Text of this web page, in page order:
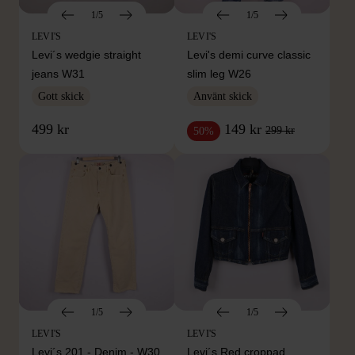
1/5
LEVI'S
Levi´s wedgie straight
jeans W31
Gott skick
499 kr
1/5
LEVI'S
Levi's demi curve classic
slim leg W26
Använt skick
50% 149 kr 299 kr
1/5
LEVI'S
Levi´s 201 - Denim - W30
1/5
LEVI'S
Levi´s Red croppad